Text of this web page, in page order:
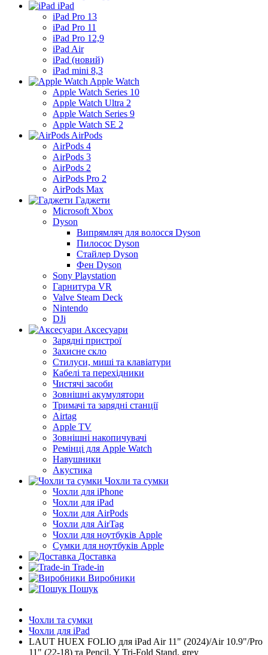
iPad
iPad Pro 13
iPad Pro 11
iPad Pro 12,9
iPad Air
iPad (новий)
iPad mini 8,3
Apple Watch
Apple Watch Series 10
Apple Watch Ultra 2
Apple Watch Series 9
Apple Watch SE 2
AirPods
AirPods 4
AirPods 3
AirPods 2
AirPods Pro 2
AirPods Max
Гаджети
Microsoft Xbox
Dyson
Випрямляч для волосся Dyson
Пилосос Dyson
Стайлер Dyson
Фен Dyson
Sony Playstation
Гарнитура VR
Valve Steam Deck
Nintendo
DJi
Аксесуари
Зарядні пристрої
Захисне скло
Стилуси, миші та клавіатури
Кабелі та перехідники
Чистячі засоби
Зовнішні акумулятори
Тримачі та зарядні станції
Airtag
Apple TV
Зовнішні накопичувачі
Ремінці для Apple Watch
Навушники
Акустика
Чохли та сумки
Чохли для iPhone
Чохли для iPad
Чохли для AirPods
Чохли для AirTag
Чохли для ноутбуків Apple
Сумки для ноутбуків Apple
Доставка
Trade-in
Виробники
Пошук
Чохли та сумки
Чохли для iPad
LAUT HUEX FOLIO для iPad Air 11" (2024)/Air 10.9"/Pro
11" (22-18) та Pencil, Y Tri-Fold Stand, grey